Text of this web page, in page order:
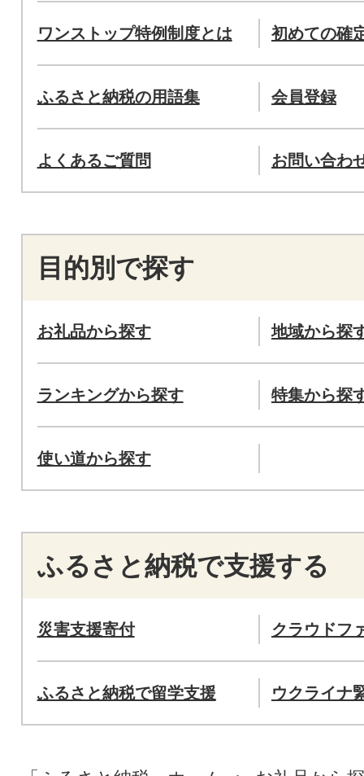
ワンストップ特例制度とは 初めての確
ふるさと納税の用語集 会員登録
よくあるご質問 お問い合わ
目的別で探す
お礼品から探す 地域から探
ランキングから探す 特集から探
使い道から探す
ふるさと納税で支援する
災害支援寄付 クラウドフ
ふるさと納税で留学支援 ウクライナ